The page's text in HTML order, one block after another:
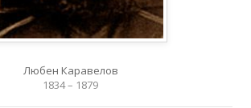
Любен Каравелов
1834 – 1879